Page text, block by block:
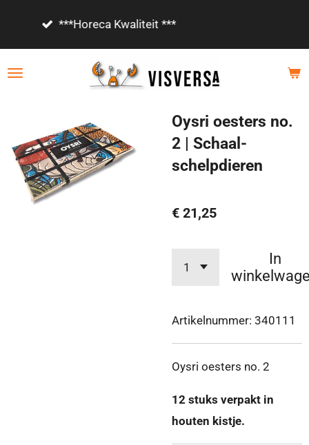
de
Vanaf €85,- gratis bezorgd!
Oysri oesters no.
2 | Schaal-
schelpdieren
€ 21,25
In
Artikelnummer: 340111
Oysri oesters no. 2
12 stuks verpakt in
houten kistje.